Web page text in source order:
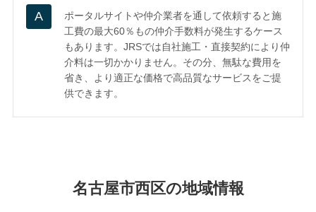
ポータルサイトや仲介業者を通して依頼すると施
工費の最大60％もの仲介手数料が発生するケース
もあります。JRSでは自社施工・直接契約により仲
介料は一切かかりません。その分、無駄な費用を
省き、より適正な価格で高品質なサービスをご提
供できます。
名古屋市西区の地域情報